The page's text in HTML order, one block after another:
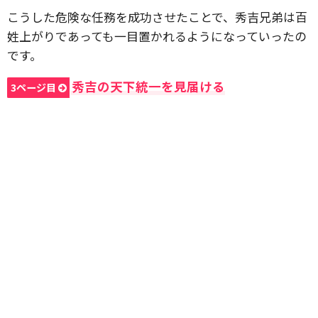
こうした危険な任務を成功させたことで、秀吉兄弟は百
姓上がりであっても一目置かれるようになっていったの
です。
3ページ目 秀吉の天下統一を見届ける